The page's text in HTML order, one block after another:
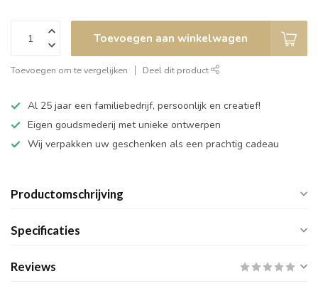
Toevoegen aan winkelwagen
Toevoegen om te vergelijken Deel dit product
Al 25 jaar een familiebedrijf, persoonlijk en creatief!
Eigen goudsmederij met unieke ontwerpen
Wij verpakken uw geschenken als een prachtig cadeau
Productomschrijving
Specificaties
Reviews